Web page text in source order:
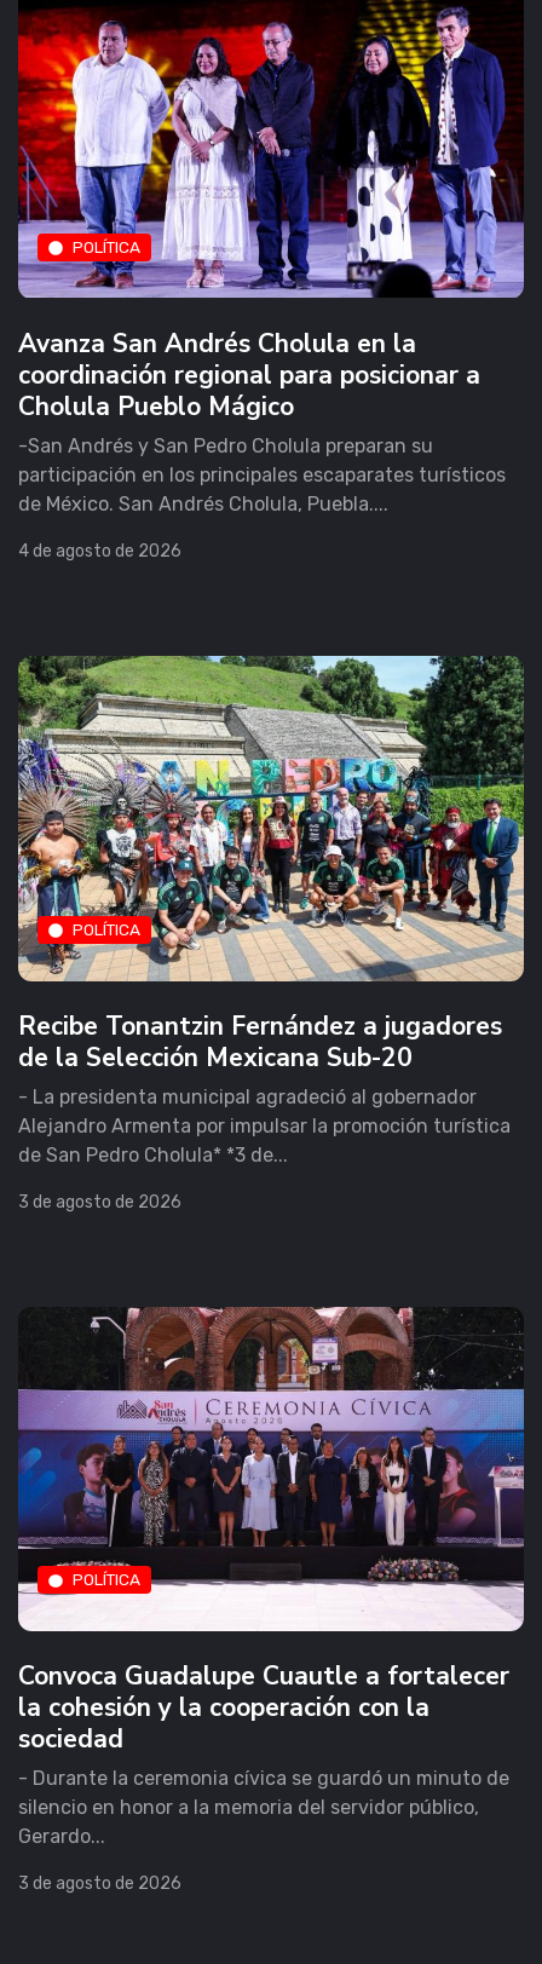
POLÍTICA
Avanza San Andrés Cholula en la
coordinación regional para posicionar a
Cholula Pueblo Mágico
-San Andrés y San Pedro Cholula preparan su
participación en los principales escaparates turísticos
de México. San Andrés Cholula, Puebla....
4 de agosto de 2026
POLÍTICA
Recibe Tonantzin Fernández a jugadores
de la Selección Mexicana Sub-20
- La presidenta municipal agradeció al gobernador
Alejandro Armenta por impulsar la promoción turística
de San Pedro Cholula* *3 de...
3 de agosto de 2026
POLÍTICA
Convoca Guadalupe Cuautle a fortalecer
la cohesión y la cooperación con la
sociedad
- Durante la ceremonia cívica se guardó un minuto de
silencio en honor a la memoria del servidor público,
Gerardo...
3 de agosto de 2026